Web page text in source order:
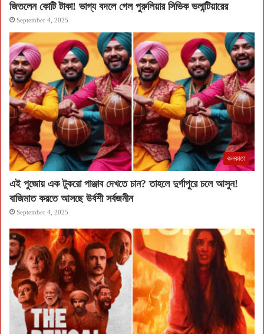
জিতলেন কোটি টাকা! ভাগ্য বদলে গেল পুরুলিয়ার সিভিক ভলান্টিয়ারের
September 4, 2025
কলকাতা
এই পুজোয় এক টুকরো পাঞ্জাব দেখতে চান? তাহলে দুর্গাপুরে চলে আসুন!
বাজিমাত করতে আসছে উর্বশী সর্বজনীন
September 4, 2025